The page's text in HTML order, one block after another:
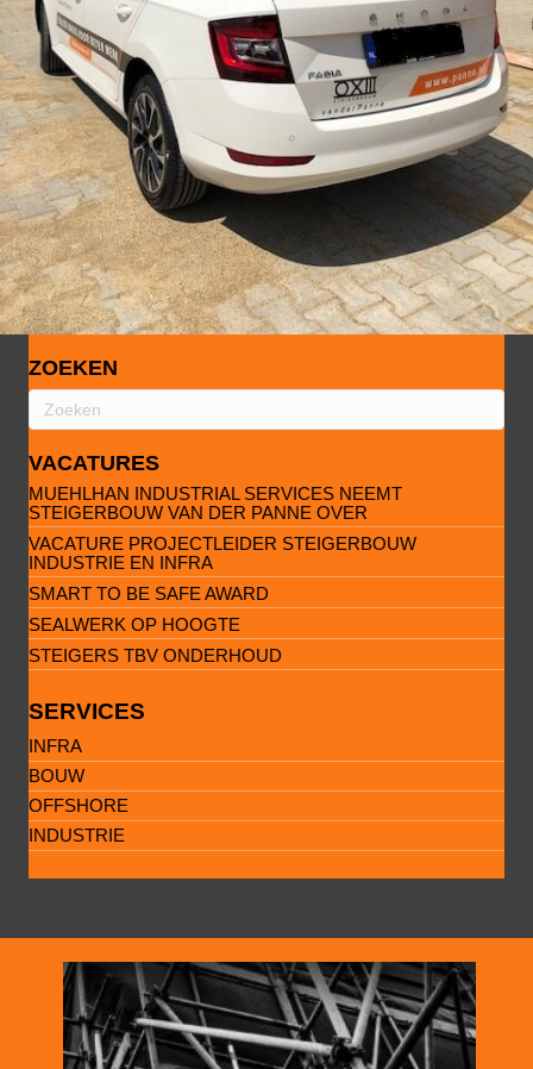
ZOEKEN
VACATURES
MUEHLHAN INDUSTRIAL SERVICES NEEMT
STEIGERBOUW VAN DER PANNE OVER
VACATURE PROJECTLEIDER STEIGERBOUW
INDUSTRIE EN INFRA
SMART TO BE SAFE AWARD
SEALWERK OP HOOGTE
STEIGERS TBV ONDERHOUD
SERVICES
INFRA
BOUW
OFFSHORE
INDUSTRIE